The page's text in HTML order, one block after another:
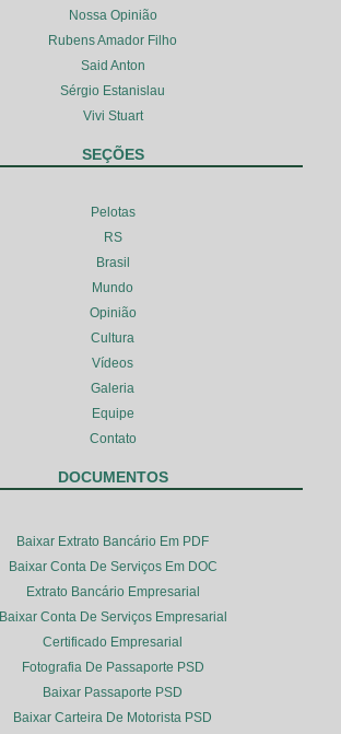
Nossa Opinião
Rubens Amador Filho
Said Anton
Sérgio Estanislau
Vivi Stuart
SEÇÕES
Pelotas
RS
Brasil
Mundo
Opinião
Cultura
Vídeos
Galeria
Equipe
Contato
DOCUMENTOS
Baixar Extrato Bancário Em PDF
Baixar Conta De Serviços Em DOC
Extrato Bancário Empresarial
Baixar Conta De Serviços Empresarial
Certificado Empresarial
Fotografia De Passaporte PSD
Baixar Passaporte PSD
Baixar Carteira De Motorista PSD